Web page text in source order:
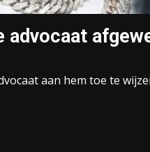
advocaat
aan hem toe te